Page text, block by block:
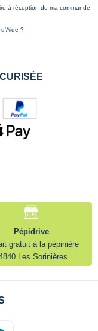
à réception de ma commande
d'Aide ?
Pépidrive
gratuit à la pépinière
Les Sorinières